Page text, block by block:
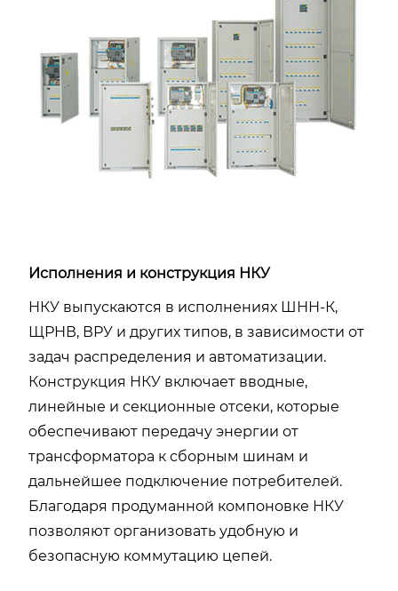
Исполнения и конструкция НКУ
НКУ выпускаются в исполнениях ШНН-К,
ЩРНВ, ВРУ и других типов, в зависимости от
задач распределения и автоматизации.
Конструкция НКУ включает вводные,
линейные и секционные отсеки, которые
обеспечивают передачу энергии от
трансформатора к сборным шинам и
дальнейшее подключение потребителей.
Благодаря продуманной компоновке НКУ
позволяют организовать удобную и
безопасную коммутацию цепей.